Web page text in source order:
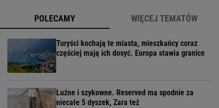
POLECAMY WIĘCEJ TEMATÓW
Turyści kochają te miasta, mieszkańcy coraz
częściej mają ich dosyć. Europa stawia granice
Luźne i szykowne. Reserved ma spodnie za
niecałe 5 dyszek, Zara też